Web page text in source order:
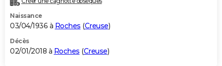
Naissance
03/04/1936 à Roches (Creuse)
Décès
02/01/2018 à Roches (Creuse)